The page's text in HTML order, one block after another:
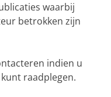
waarbij
betrokken zijn
indien u
raadplegen.